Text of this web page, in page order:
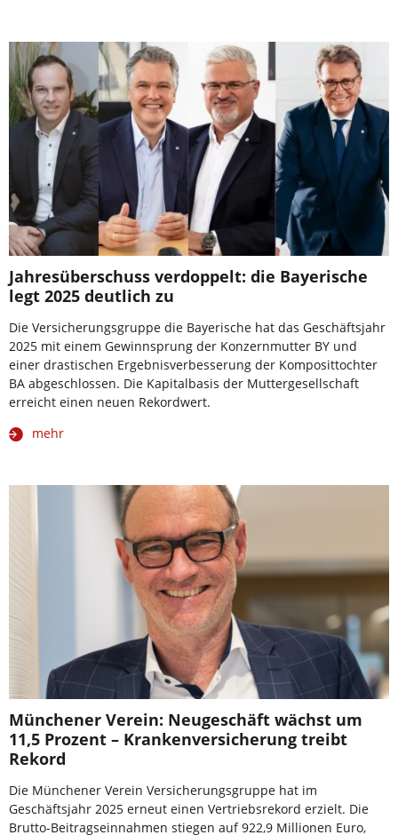
Jahresüberschuss verdoppelt: die Bayerische
legt 2025 deutlich zu
Die Versicherungsgruppe die Bayerische hat das Geschäftsjahr
2025 mit einem Gewinnsprung der Konzernmutter BY und
einer drastischen Ergebnisverbesserung der Komposittochter
BA abgeschlossen. Die Kapitalbasis der Muttergesellschaft
erreicht einen neuen Rekordwert.
mehr
Münchener Verein: Neugeschäft wächst um
11,5 Prozent – Krankenversicherung treibt
Rekord
Die Münchener Verein Versicherungsgruppe hat im
Geschäftsjahr 2025 erneut einen Vertriebsrekord erzielt. Die
Brutto-Beitragseinnahmen stiegen auf 922,9 Millionen Euro,